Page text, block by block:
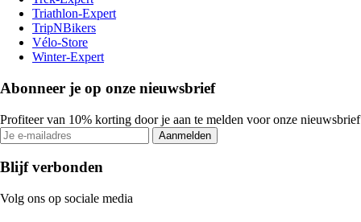
Triathlon-Expert
TripNBikers
Vélo-Store
Winter-Expert
Abonneer je op onze nieuwsbrief
Profiteer van 10% korting door je aan te melden voor onze nieuwsbrief
Aanmelden
Blijf verbonden
Volg ons op sociale media